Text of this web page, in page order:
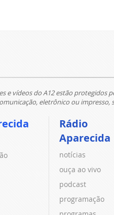
e vídeos do A12 estão protegidos
eletrônico ou impresso,
Rádio
Aparecida
notícias
ouça ao vivo
podcast
programação